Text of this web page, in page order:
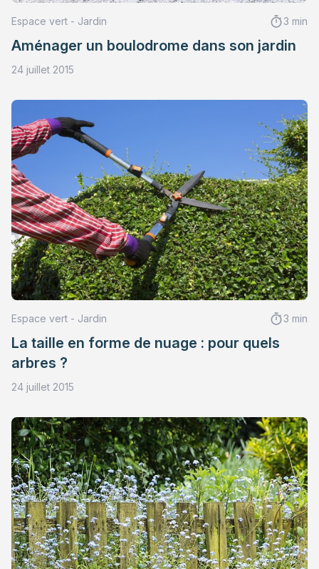
Espace vert - Jardin 3 min
Aménager un boulodrome dans son jardin
24 juillet 2015
Espace vert - Jardin 3 min
La taille en forme de nuage : pour quels
arbres ?
24 juillet 2015